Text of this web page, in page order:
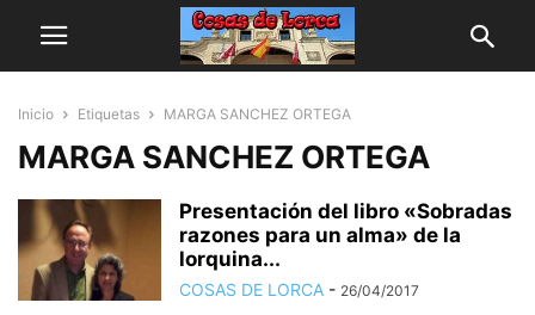
Inicio Etiquetas MARGA SANCHEZ ORTEGA
MARGA SANCHEZ ORTEGA
Presentación del libro «Sobradas
razones para un alma» de la
lorquina...
COSAS DE LORCA - 26/04/2017